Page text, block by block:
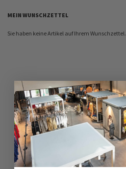
MEIN WUNSCHZETTEL
Sie haben keine Artikel auf Ihrem Wunschzettel.